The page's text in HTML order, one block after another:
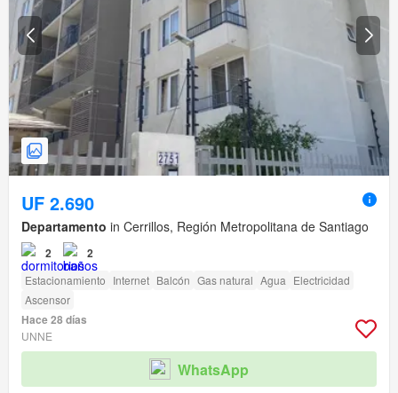
UF 2.690
Departamento in Cerrillos, Región Metropolitana de Santiago
2 2
Estacionamiento Internet Balcón Gas natural Agua Electricidad
Ascensor
Hace 28 días
UNNE
WhatsApp